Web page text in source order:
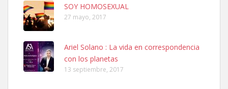
Adopcion
Busco casa de acogida para mi perrita ya que por temas de trabajo
no la puedo tener. Solo gente r...
SOY HOMOSEXUAL
27 mayo, 2017
Ariel Solano : La vida en correspondencia
con los planetas
13 septiembre, 2017